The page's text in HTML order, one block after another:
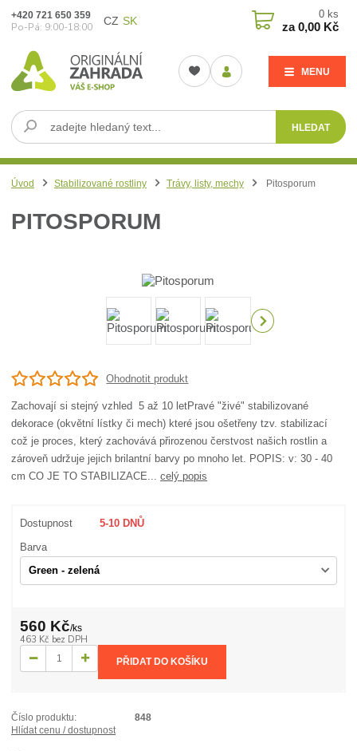
CZ SK
MENU
HLEDAT
+420 721 650 359
Po-Pá: 9:00-18:00
0 ks
za0,00 Kč
Úvod Stabilizované rostliny Trávy, listy, mechy Pitosporum
PITOSPORUM
Ohodnotit produkt
Zachovají si stejný vzhled 5 až 10 letPravé "živé" stabilizované
dekorace (okvětní lístky či mech) které jsou ošetřeny tzv. stabilizací
což je proces, který zachovává přirozenou čerstvost našich rostlin a
zároveň udržuje jejich brilantní barvy po mnoho let. POPIS: v: 30 - 40
cm CO JE TO STABILIZACE...celý popis
Dostupnost 5-10 DNŮ
Barva
560 Kč/ks
463 Kč bez DPH
PŘIDAT DO KOŠÍKU
Číslo produktu:
848
Hlídat cenu / dostupnost